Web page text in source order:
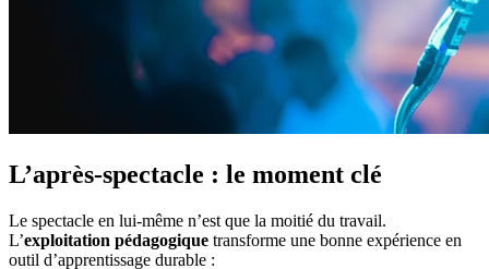
L’après-spectacle : le moment clé
Le spectacle en lui-même n’est que la moitié du travail.
L’exploitation pédagogique transforme une bonne expérience en
outil d’apprentissage durable :